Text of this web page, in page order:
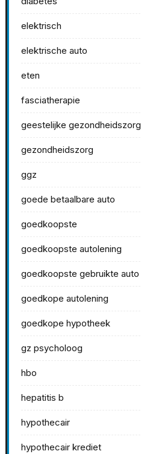
elektrisch
elektrische auto
eten
fasciatherapie
geestelijke gezondheidszorg
gezondheidszorg
ggz
goede betaalbare auto
goedkoopste
goedkoopste autolening
goedkoopste gebruikte auto
goedkope autolening
goedkope hypotheek
gz psycholoog
hbo
hepatitis b
hypothecair
hypothecair krediet